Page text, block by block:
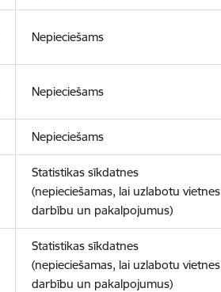
Nepieciešams
Nepieciešams
Nepieciešams
Statistikas sīkdatnes
(nepieciešamas, lai uzlabotu vietnes
darbību un pakalpojumus)
Statistikas sīkdatnes
(nepieciešamas, lai uzlabotu vietnes
darbību un pakalpojumus)